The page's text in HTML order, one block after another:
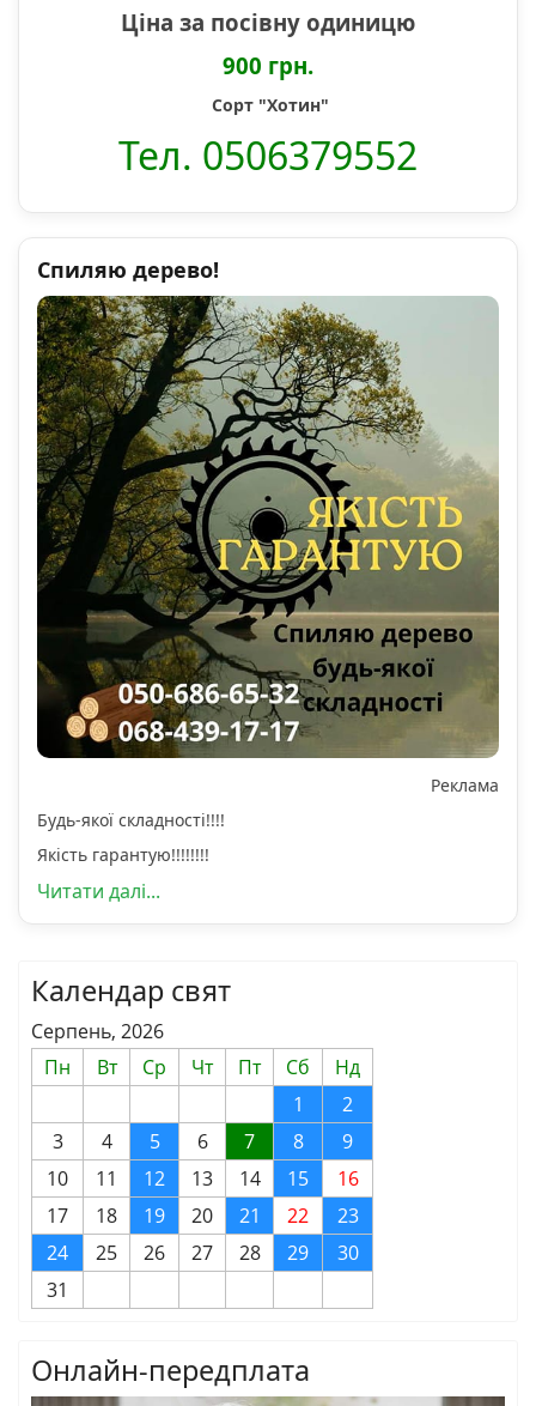
Ціна за посівну одиницю
900 грн.
Сорт "Хотин"
Тел. 0506379552
Спиляю дерево!
Реклама
Будь-якої складності!!!!
Якість гарантую!!!!!!!!
Читати далі...
Календар свят
Серпень, 2026
Пн
Вт Ср Чт Пт Сб
Нд
1
2
3
4 5 6 7 8
9
10
11 12 13 14 15
16
17
18 19 20 21 22
23
24
25 26 27 28 29
30
31
Онлайн-передплата